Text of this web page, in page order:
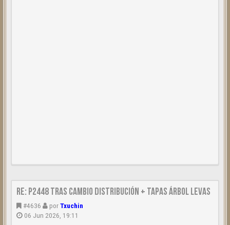
Re: P2448 tras cambio distribución + tapas árbol levas
#4636 porTxuchin
06 Jun 2026, 19:11